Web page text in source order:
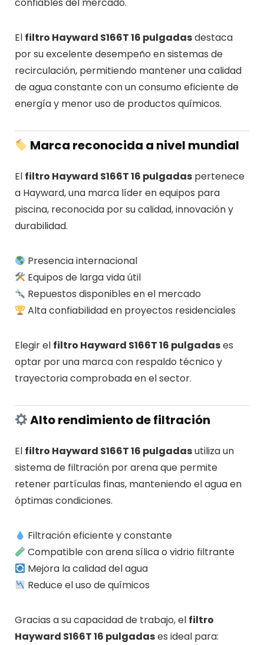
El filtro Hayward S166T 16 pulgadasdestaca
por su excelente desempeño en sistemas de
recirculación, permitiendo mantener una calidad
de agua constante con un consumo eficiente de
energía y menor uso de productos químicos.
Marca reconocida a nivel mundial
El filtro Hayward S166T 16 pulgadaspertenece
a Hayward, una marca líder en equipos para
piscina, reconocida por su calidad, innovación y
durabilidad.
Presencia internacional
Equipos de larga vida útil
Repuestos disponibles en el mercado
Alta confiabilidad en proyectos residenciales
Elegir el filtro Hayward S166T 16 pulgadases
optar por una marca con respaldo técnico y
trayectoria comprobada en el sector.
Alto rendimiento de filtración
El filtro Hayward S166T 16 pulgadasutiliza un
sistema de filtración por arena que permite
retener partículas finas, manteniendo el agua en
óptimas condiciones.
Filtración eficiente y constante
Compatible con arena sílica o vidrio filtrante
Mejora la calidad del agua
Reduce el uso de químicos
Gracias a su capacidad de trabajo, el filtro
Hayward S166T 16 pulgadases ideal para: